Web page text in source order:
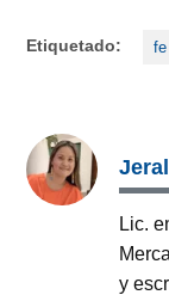
Etiquetado: fe
Lic.
y